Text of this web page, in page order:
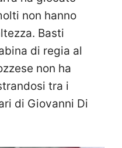
non hanno
Basti
di regia al
non ha
tra i
di Giovanni Di